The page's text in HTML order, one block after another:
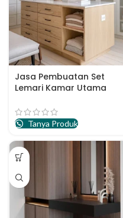
Jasa Pembuatan Set
Lemari Kamar Utama
Tanya Produk